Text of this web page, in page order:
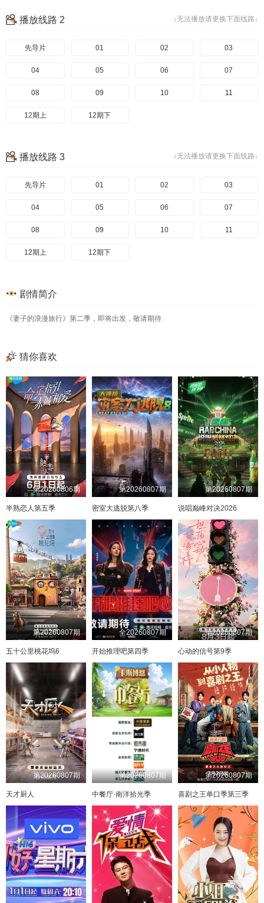
↓无法播放请更换下面线路↓
播放线路 2
先导片 01 02 03
04 05 06 07
08 09 10 11
12期上 12期下
↓无法播放请更换下面线路↓
播放线路 3
先导片 01 02 03
04 05 06 07
08 09 10 11
12期上 12期下
剧情简介
《妻子的浪漫旅行》第二季，即将出发，敬请期待
猜你喜欢
第20260806期
半熟恋人第五季
第20260807期
密室大逃脱第八季
第20260807期
说唱巅峰对决2026
第20260807期
五十公里桃花坞6
全20260807期
开始推理吧第四季
第20260807期
心动的信号第9季
第20260807期
天才厨人
第20260807期
中餐厅·南洋拾光季
第20260807期
喜剧之王单口季第三季